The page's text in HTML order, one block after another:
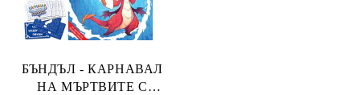
БЪНДЪЛ - КАРНАВАЛ
НА МЪРТВИТЕ С